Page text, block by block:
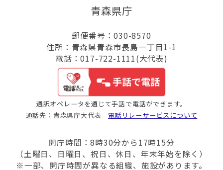
青森県庁
郵便番号：030-8570
住所：青森県青森市長島一丁目1-1
電話：017-722-1111(大代表)
通訳オペレータを通じて手話で電話ができます。
通話先：青森県庁大代表 電話リレーサービスについて
開庁時間：8時30分から17時15分
（土曜日、日曜日、祝日、休日、年末年始を除く）
※一部、開庁時間が異なる組織、施設があります。